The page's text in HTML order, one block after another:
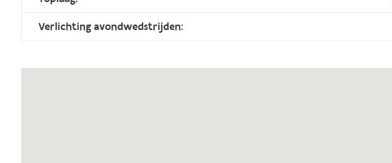
Verlichting avondwedstrijden: